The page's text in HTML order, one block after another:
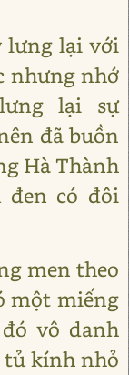
lưng lại với
nhưng nhớ
lại sự
đã buồn
Hà Thành
đen có đôi
men theo
một miếng
vô danh
tủ kính nhỏ